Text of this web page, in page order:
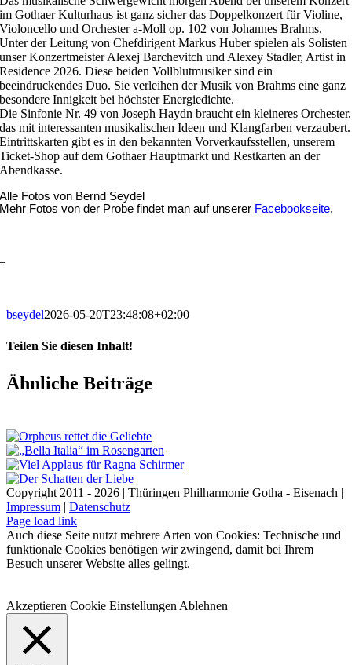
im Gothaer Kulturhaus ist ganz sicher das Doppelkonzert für Violine,
Violoncello und Orchester a-Moll op. 102 von Johannes Brahms.
Unter der Leitung von Chefdirigent Markus Huber spielen als Solisten
unser Konzertmeister Alexej Barchevitch und Alexey Stadler, Artist in
Residence 2026. Diese beiden Vollblutmusiker sind ein
beeindruckendes Duo. Sie verleihen der Musik von Brahms eine ganz
besondere Innigkeit bei höchster Energiedichte.
Die Sinfonie Nr. 49 von Joseph Haydn braucht ein kleineres Orchester,
das mit interessanten musikalischen Ideen und Klangfarben verzaubert.
Eintrittskarten gibt es in den bekannten Vorverkaufsstellen, unserem
Ticket-Shop auf dem Gothaer Hauptmarkt und Restkarten an der
Abendkasse.
Alle Fotos von Bernd Seydel
Mehr Fotos von der Probe findet man auf unserer Facebookseite.
–
bseydel2026-05-20T23:48:08+02:00
Teilen Sie diesen Inhalt!
Facebook
X
LinkedIn
E-
Mail
Ähnliche Beiträge
Copyright 2011 - 2026 | Thüringen Philharmonie Gotha - Eisenach |
Impressum | Datenschutz
Facebook
Instagram
WhatsApp
YouTube
E-
Mail
Telefon
Page load link
Auch diese Seite nutzt mehrere Arten von Cookies: Technische und
funktionale Cookies benötigen wir zwingend, damit bei Ihrem
Besuch unserer Website alles gelingt.
Akzeptieren Cookie Einstellungen Ablehnen